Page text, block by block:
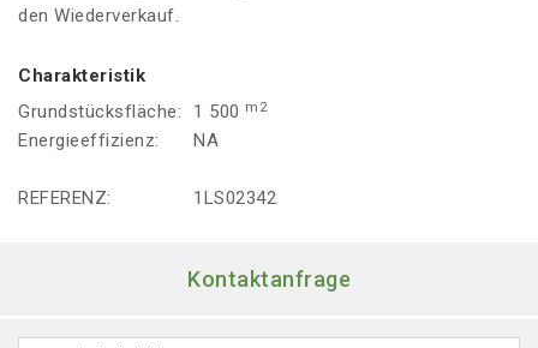
den Wiederverkauf.
Charakteristik
Grundstücksfläche:
1 500 m2
Energieeffizienz: NA
REFERENZ: 1LS02342
Kontaktanfrage